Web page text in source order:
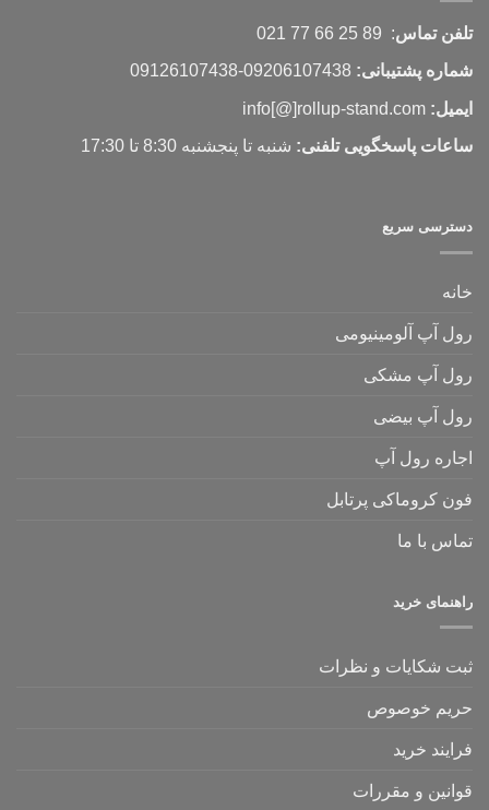
تلفن تماس: 89 25 66 77 021
شماره پشتیبانی:
ایمیل:
ساعات پاسخگویی تلفنی: شنبه تا پنجشنبه 8:30 تا 17:30
دسترسی سریع
خانه
رول آپ آلومینیومی
رول آپ مشکی
رول آپ بیضی
اجاره رول آپ
فون کروماکی پرتابل
تماس با ما
راهنمای خرید
ثبت شکایات و نظرات
حریم خوصوص
فرایند خرید
قوانین و مقررات